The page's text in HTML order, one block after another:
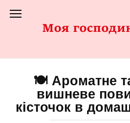
до
🍽️ Ароматне
вишневе
кісточок в